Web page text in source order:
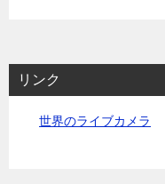
リンク
世界のライブカメラ